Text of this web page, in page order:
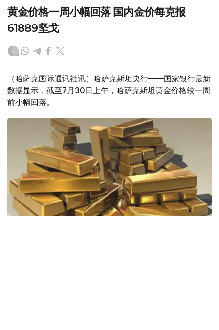
黄金价格一周小幅回落 国内金价每克报
61889坚戈
（哈萨克国际通讯社讯）哈萨克斯坦央行——国家银行最新
数据显示，截至7月30日上午，哈萨克斯坦黄金价格较一周
前小幅回落。